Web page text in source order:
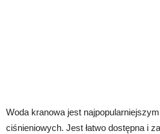
Woda kranowa jest
ciśnieniowych. Jest łatwo dostępna i